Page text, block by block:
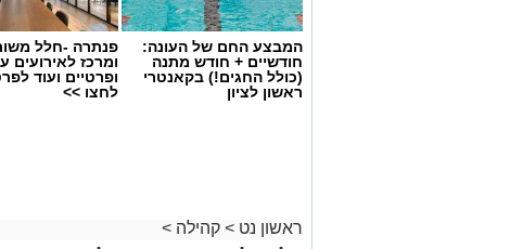
המבצע החם של העונה:
חודשיים + חודש מתנה
(כולל החגים!) בקאנטרי
ראשון לציון
פנתרה -חלל
ומרכז לאירועים
ופרטיים ועוד
לחצו >>
ראשון נט > קהילה >